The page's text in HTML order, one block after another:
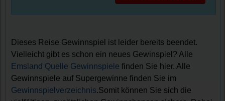
Dieses Reise Gewinnspiel ist leider bereits beendet.
Vielleicht gibt es schon ein neues Gewinspiel? Alle
Emsland Quelle Gewinnspiele finden Sie hier. Alle
Gewinnspiele auf Supergewinne finden Sie im
Gewinnspielverzeichnis.Somit können Sie sich die